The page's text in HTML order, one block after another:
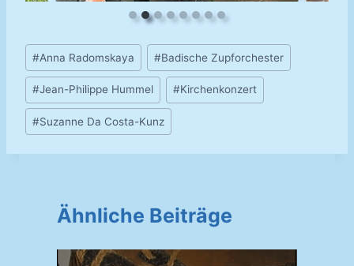
Schlagworte:
#Anna Radomskaya #Badische Zupforchester
#Jean-Philippe Hummel #Kirchenkonzert
#Su­zan­ne Da Costa-​Kunz
Ähnliche Beiträge